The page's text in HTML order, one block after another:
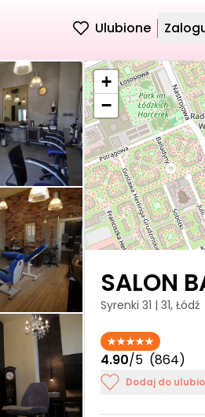
Ulubione
+
−
SALON
Syrenki 31 | 31, Łódź
4.90/5 (864)
Dodaj do